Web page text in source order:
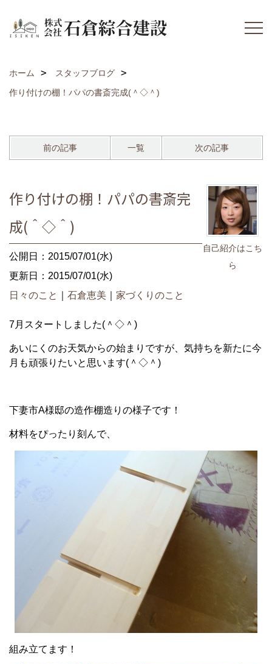
ホーム
スタッフブログ
作り付けの棚！パパの書斎完成(＾◇＾)
前の記事 一覧 次の記事
自己紹介はこち
ら
作り付けの棚！パパの書斎完
成(＾◇＾)
公開日：2015/07/01(水)
更新日：2015/07/01(水)
日々のこと
石倉恵美 家づくりのこと
7月スタートしました(＾◇＾)
あいにくのお天気からの始まりですが、気持ちを新たに今
月も頑張りたいと思います(＾◇＾)
下妻市A様邸の造作棚造りの様子です！
材料をぴったり刻んで、
組み立てます！